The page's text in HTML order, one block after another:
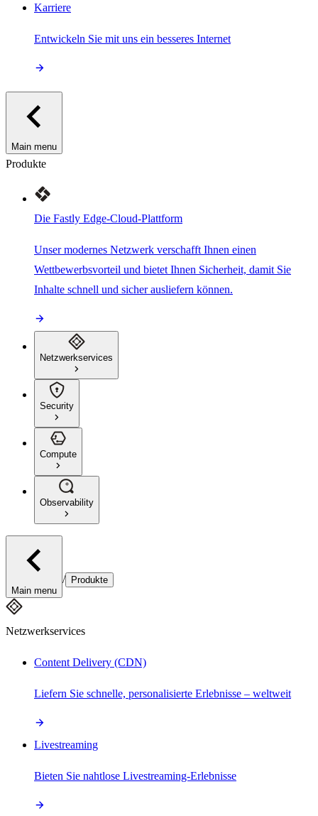
Karriere
Entwickeln Sie mit uns ein besseres Internet
Main menu
Produkte
Die Fastly Edge-Cloud-Plattform
Unser modernes Netzwerk verschafft Ihnen einen
Wettbewerbsvorteil und bietet Ihnen Sicherheit, damit Sie
Inhalte schnell und sicher ausliefern können.
Netzwerkservices
Security
Compute
Observability
Main menu
/ Produkte
Netzwerkservices
Content Delivery (CDN)
Liefern Sie schnelle, personalisierte Erlebnisse – weltweit
Livestreaming
Bieten Sie nahtlose Livestreaming-Erlebnisse